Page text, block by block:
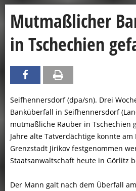
Mutmaßlicher
in Tschechien
Seifhennersdorf (dpa/sn). Drei
Banküberfall in Seifhennersdorf
mutmaßliche Räuber in Tschechien
Jahre alte Tatverdächtige konnte
Grenzstadt Jirikov festgenommen
Staatsanwaltschaft heute in Görlitz
Der Mann galt nach dem Überfall